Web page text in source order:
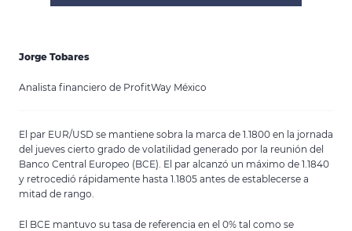
Jorge Tobares
Analista financiero de ProfitWay México
El par EUR/USD se mantiene sobra la marca de 1.1800 en la jornada
del jueves cierto grado de volatilidad generado por la reunión del
Banco Central Europeo (BCE). El par alcanzó un máximo de 1.1840
y retrocedió rápidamente hasta 1.1805 antes de establecerse a
mitad de rango.
El BCE mantuvo su tasa de referencia en el 0% tal como se